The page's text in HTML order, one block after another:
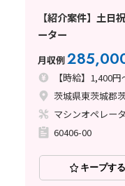
【紹介案件】土日
ーター
月収例
【時給】1,400円
茨城県東茨城郡
マシンオペレー
60406-00
キープする